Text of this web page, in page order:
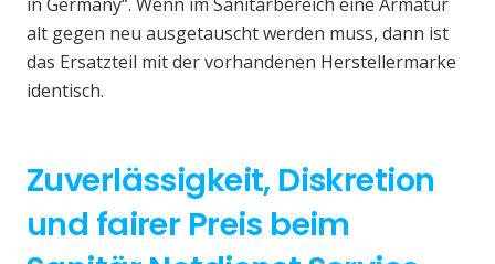
alt gegen neu ausgetauscht werden muss, dann ist
das Ersatzteil mit der vorhandenen Herstellermarke
identisch.
Zuverlässigkeit, Diskretion
und fairer Preis beim